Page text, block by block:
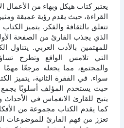
يعتبر كتاب هيكل وبهاء من الأعمال
القراءة، حيث يقدم رؤية عميقة
تتعلق بالثقافة والفكر. يتميز
الذي يجذب القارئ من الصفحة
للمهتمين بالأدب العربي. يتناول
التي تلامس الواقع وتطرح
والمجتمع، مما يجعله مرجعًا مهمًا
سواء. في الفقرة الثانية، يتميز
حيث يستخدم المؤلف أسلوبًا
يتيح للقارئ الانغماس في
كما يقدم الكتاب مجموعة من
تعزز من فهم القارئ للموضوعات